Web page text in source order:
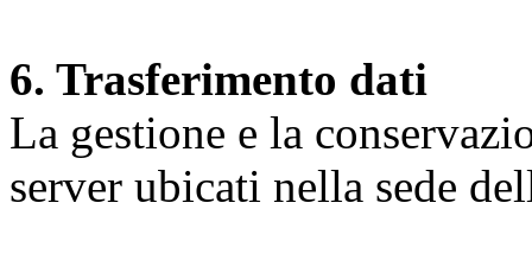
6. Trasferimento dati
La gestione e la
server ubicati nella sede